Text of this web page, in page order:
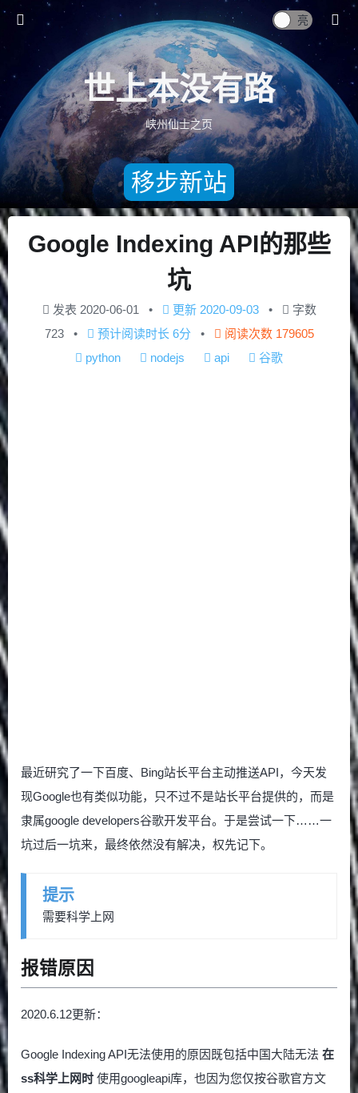
世上本没有路
峡州仙士之页
移步新站
Google Indexing API的那些
坑
发表 2020-06-01 更新 2020-09-03
字数
723
预计阅读时长 6分 阅读次数 179605
python
nodejs api 谷歌
最近研究了一下百度、Bing站长平台主动推送API，今天发
现Google也有类似功能，只不过不是站长平台提供的，而是
隶属google developers谷歌开发平台。于是尝试一下……一
坑过后一坑来，最终依然没有解决，权先记下。
提示
需要科学上网
报错原因
2020.6.12更新：
Google Indexing API无法使用的原因既包括中国大陆无法 在
ss科学上网时 使用googleapi库，也因为您仅按谷歌官方文